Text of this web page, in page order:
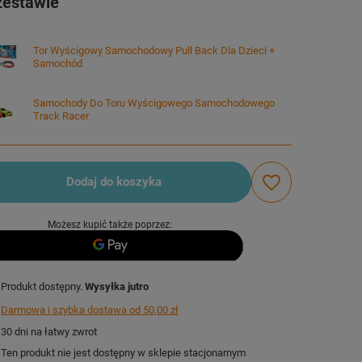
Tor Wyścigowy Samochodowy Pull Back Dla Dzieci +
Samochód
Samochody Do Toru Wyścigowego Samochodowego
Track Racer
Dodaj do koszyka
Możesz kupić także poprzez:
Produkt dostępny Wysyłka jutro
Darmowa i szybka dostawa od 50,00 zł
30 dni na łatwy zwrot
Ten produkt nie jest dostępny w sklepie stacjonarnym